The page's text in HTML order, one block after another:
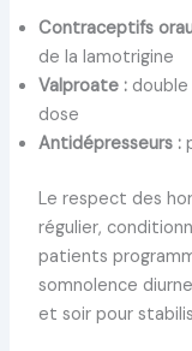
Contraceptifs
de la lamotrigine
Valproate :double
dose
Antidépresseurs :
Le respect des
régulier,
patients
somnolence
et soir pour